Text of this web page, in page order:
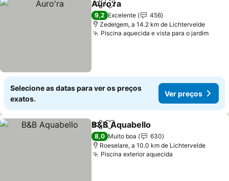
PartilharAdicionar aos favoritos
Auro'ra
9,2 Excelente
456
Zedelgem, a 14.2 km de Lichtervelde
Piscina aquecida e vista para o jardimVer
Selecione as datas para ver os preços
exatos.
Ver preços
PartilharAdicionar aos favoritos
B&B Aquabello
8,0 Muito boa
630
Roeselare, a 10.0 km de Lichtervelde
Piscina exterior aquecida